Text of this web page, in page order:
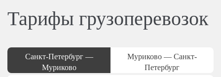
Тарифы грузоперевозок
Санкт-Петербург —
Муриково
Муриково — Санкт-
Петербург